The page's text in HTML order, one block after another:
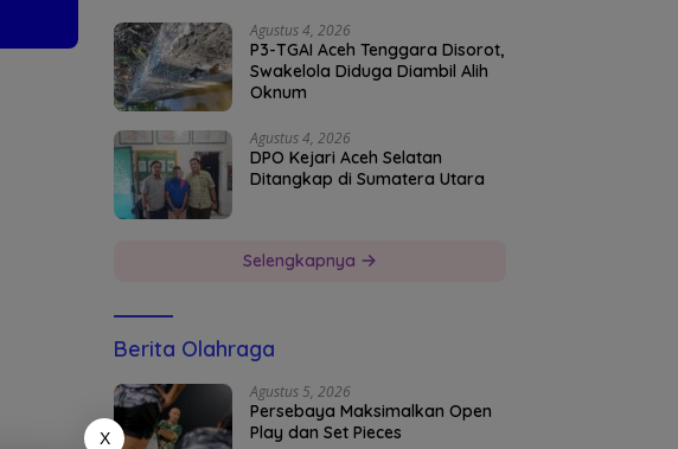
Agustus 4, 2026
P3-TGAI Aceh Tenggara Disorot,
Swakelola Diduga Diambil Alih
Oknum
Agustus 4, 2026
DPO Kejari Aceh Selatan
Ditangkap di Sumatera Utara
Selengkapnya
Berita Olahraga
Agustus 5, 2026
Persebaya Maksimalkan Open
Play dan Set Pieces
X